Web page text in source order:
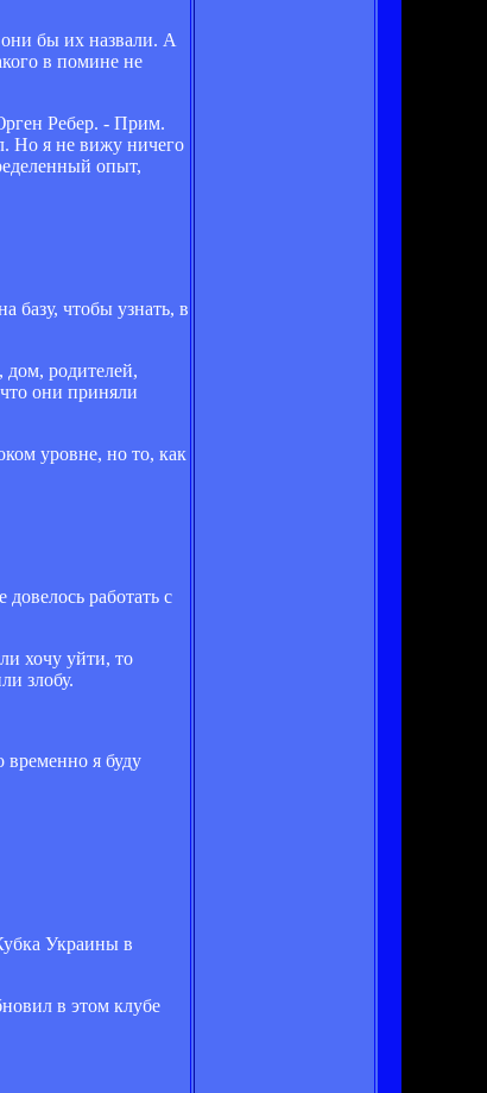
они бы их назвали. А
в помине не
Ребер. - Прим.
Но я не вижу ничего
опыт,
базу, чтобы узнать, в
дом, родителей,
они приняли
уровне, но то, как
работать с
хочу уйти, то
злобу.
временно я буду
Украины в
в этом клубе